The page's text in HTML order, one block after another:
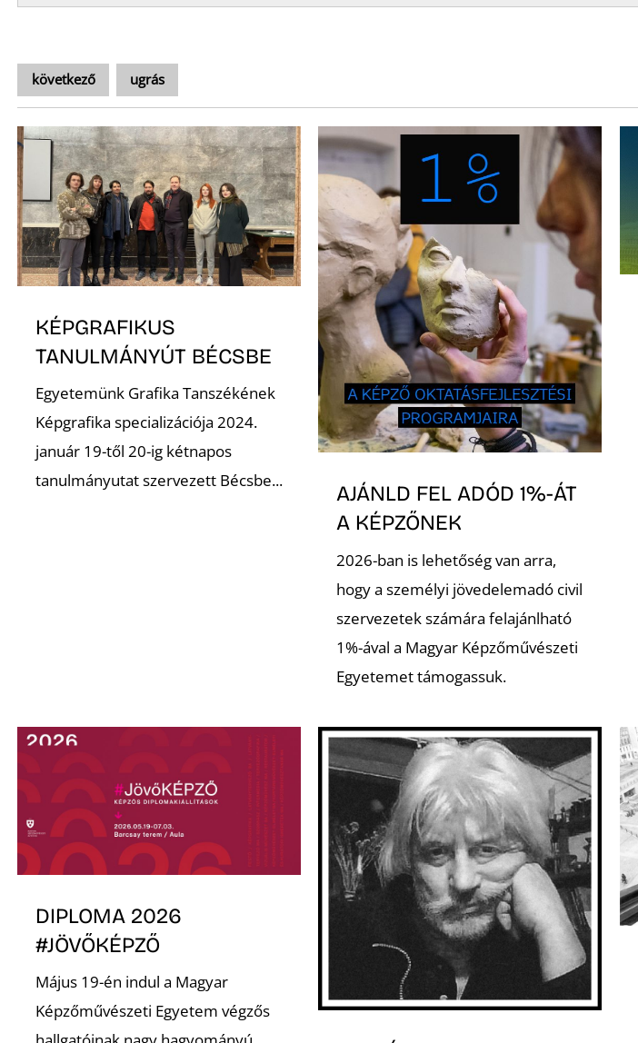
következő ugrás
KÉPGRAFIKUS
TANULMÁNYÚT BÉCSBE
Egyetemünk Grafika Tanszékének
Képgrafika specializációja 2024.
január 19-től 20-ig kétnapos
tanulmányutat szervezett Bécsbe...
AJÁNLD FEL ADÓD 1%-ÁT
A KÉPZŐNEK
2026-ban is lehetőség van arra,
hogy a személyi jövedelemadó civil
szervezetek számára felajánlható
1%-ával a Magyar Képzőművészeti
Egyetemet támogassuk.
DIPLOMA 2026
#JÖVŐKÉPZŐ
Május 19-én indul a Magyar
Képzőművészeti Egyetem végzős